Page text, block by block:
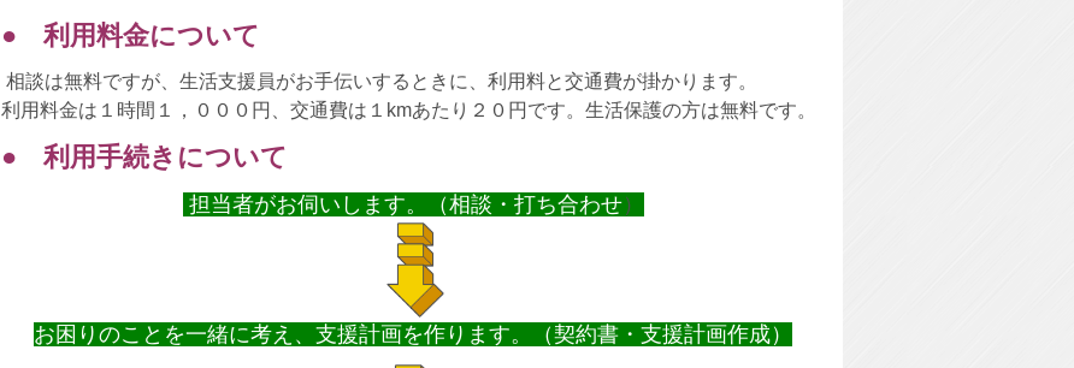
● 利用料金について
相談は無料ですが、生活支援員がお手伝いするときに、利用料と交通費が掛かります。
利用料金は１時間１，０００円、交通費は１kmあたり２０円です。生活保護の方は無料です。
● 利用手続きについて
担当者がお伺いします。（相談・打ち合わせ）
お困りのことを一緒に考え、支援計画を作ります。（契約書・支援計画作成）